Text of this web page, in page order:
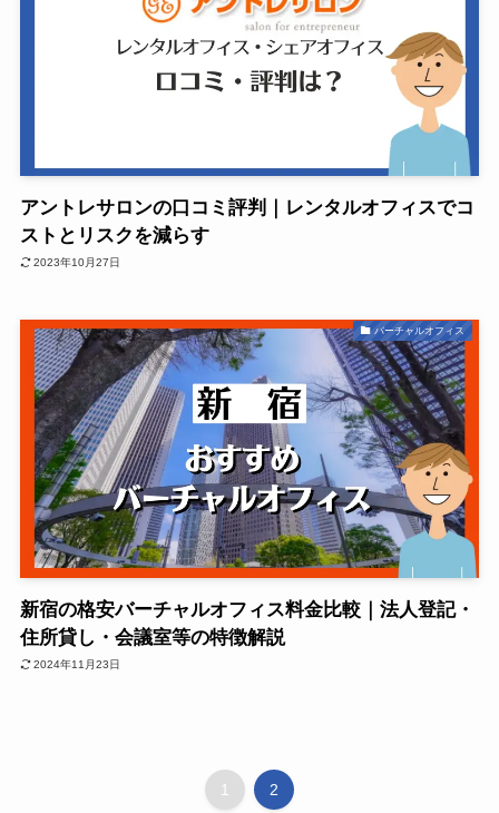
アントレサロンの口コミ評判｜レンタルオフィスでコ
ストとリスクを減らす
2023年10月27日
バーチャルオフィス
新宿の格安バーチャルオフィス料金比較｜法人登記・
住所貸し・会議室等の特徴解説
2024年11月23日
1 2